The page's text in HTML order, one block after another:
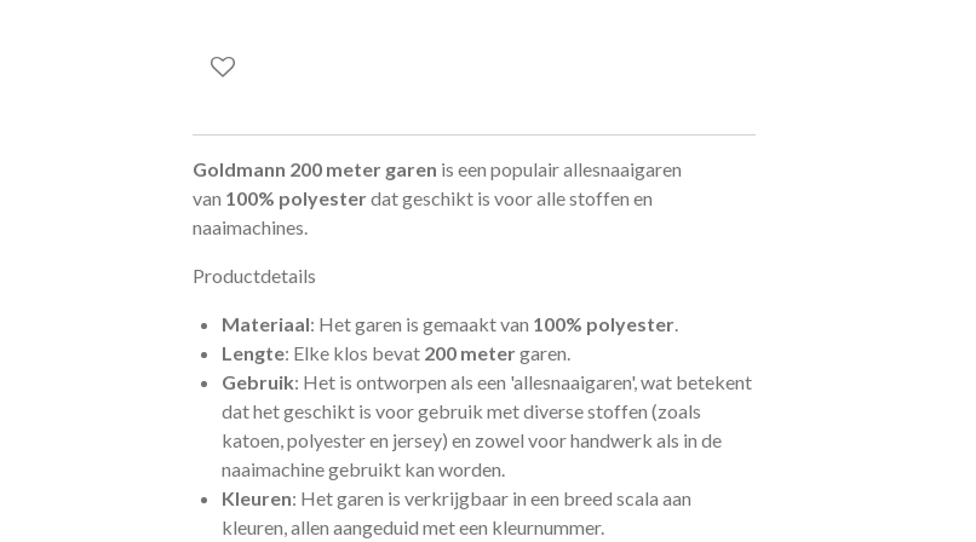
Goldmann 200 meter garen is een populair allesnaaigaren
van 100% polyesterdat geschikt is voor alle stoffen en
naaimachines.
Productdetails
Materiaal: Het garen is gemaakt van 100% polyester
Lengte: Elke klos bevat 200 metergaren.
Gebruik: Het is ontworpen als een 'allesnaaigaren', wat betekent
dat het geschikt is voor gebruik met diverse stoffen (zoals
katoen, polyester en jersey) en zowel voor handwerk als in de
naaimachine gebruikt kan worden.
Kleuren: Het garen is verkrijgbaar in een breed scala aan
kleuren, allen aangeduid met een kleurnummer.